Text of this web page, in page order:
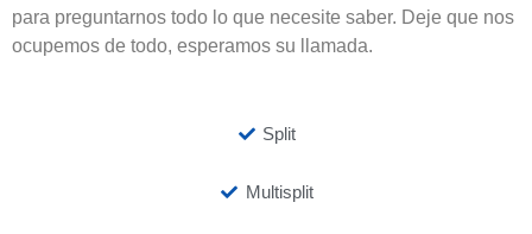
para preguntarnos todo lo que necesite saber. Deje que nos
ocupemos de todo, esperamos su llamada.
Split
Multisplit